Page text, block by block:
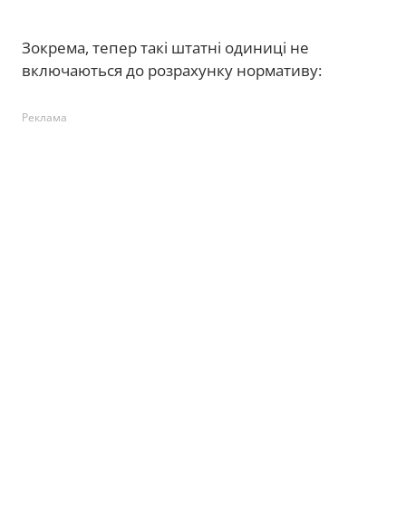
Зокрема, тепер такі штатні одиниці не
включаються до розрахунку нормативу:
Реклама